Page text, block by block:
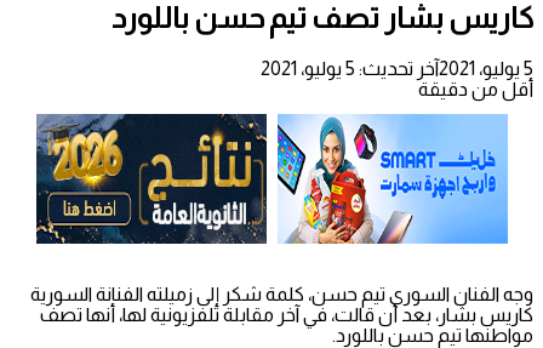
كاريس بشار تصف تيم حسن باللورد
5 يوليو، 2021
آخر تحديث: 5 يوليو، 2021
أقل من دقيقة
وجه الفنان السوري تيم حسن، كلمة شكر إلى زميلته الفنانة السورية
كاريس بشار، بعد أن قالت، في آخر مقابلة تلفزيونية لها، أنها تصف
مواطنها تيم حسن باللورد.